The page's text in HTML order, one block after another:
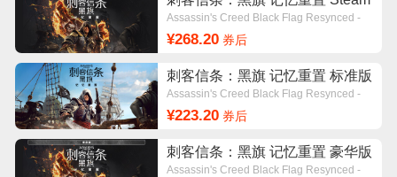
版 豪华版
Assassin's Creed Black Flag Resynced -
¥268.20券后
刺客信条：黑旗 记忆重置 标准版
Assassin's Creed Black Flag Resynced -
¥223.20券后
刺客信条：黑旗 记忆重置 豪华版
Assassin's Creed Black Flag Resynced -